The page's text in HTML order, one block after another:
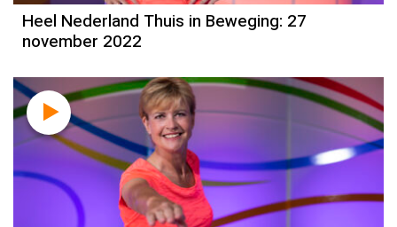
Heel Nederland Thuis in Beweging: 27
november 2022